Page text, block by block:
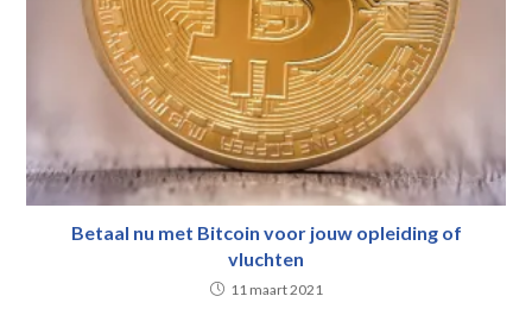
Betaal nu met Bitcoin voor jouw opleiding of
vluchten
11 maart 2021